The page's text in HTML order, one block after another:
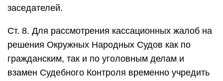
заседателей.
Ст. 8. Для рассмотрения кассационных жалоб на
решения Окружных Народных Судов как по
гражданским, так и по уголовным делам и
взамен Судебного Контроля временно учредить